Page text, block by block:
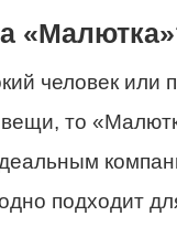
человек или
вещи, то
подходит